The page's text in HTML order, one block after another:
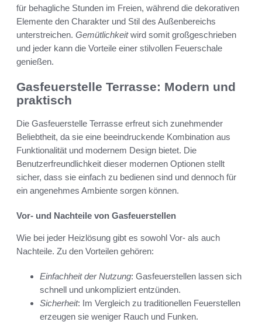
für behagliche Stunden im Freien, während die dekorativen
Elemente den Charakter und Stil des Außenbereichs
unterstreichen. Gemütlichkeitwird somit großgeschrieben
und jeder kann die Vorteile einer stilvollen Feuerschale
genießen.
Gasfeuerstelle Terrasse: Modern und
praktisch
Die Gasfeuerstelle Terrasse erfreut sich zunehmender
Beliebtheit, da sie eine beeindruckende Kombination aus
Funktionalität und modernem Design bietet. Die
Benutzerfreundlichkeit dieser modernen Optionen stellt
sicher, dass sie einfach zu bedienen sind und dennoch für
ein angenehmes Ambiente sorgen können.
Vor- und Nachteile von Gasfeuerstellen
Wie bei jeder Heizlösung gibt es sowohl Vor- als auch
Nachteile. Zu den Vorteilen gehören:
Einfachheit der Nutzung: Gasfeuerstellen lassen sich
schnell und unkompliziert entzünden.
Sicherheit: Im Vergleich zu traditionellen Feuerstellen
erzeugen sie weniger Rauch und Funken.